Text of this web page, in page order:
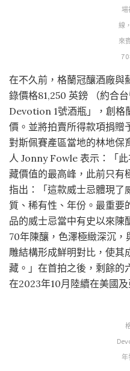
場
線
來
在不久前，格蘭冠釀酒廠與
錄價格81,250 英鎊 （約合
Devotion 1號酒瓶」，創格
價。並將拍賣所得款項捐贈
對斯佩賽產區當地的林地保
人 Jonny Fowle 表示：「
藏價值的最高峰，此前只有
指出：「這款威士忌體現了
質、稀有性、年份。最重要
品的威士忌當中有史以來陳
70年陳釀，色澤極緻深沉
雕結構形成鮮明對比，使其
藏。」在首拍之後，剩餘的
在2023年10月陸續在美國
年